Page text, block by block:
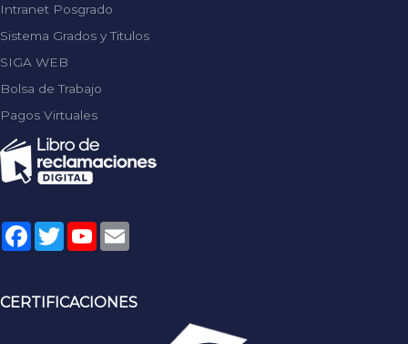
Intranet Posgrado
Sistema Grados y Titulos
SIGA WEB
Bolsa de Trabajo
Pagos Virtuales
Facebook
TwitterYouTube
CERTIFICACIONES